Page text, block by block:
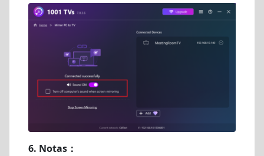
6. Notas：